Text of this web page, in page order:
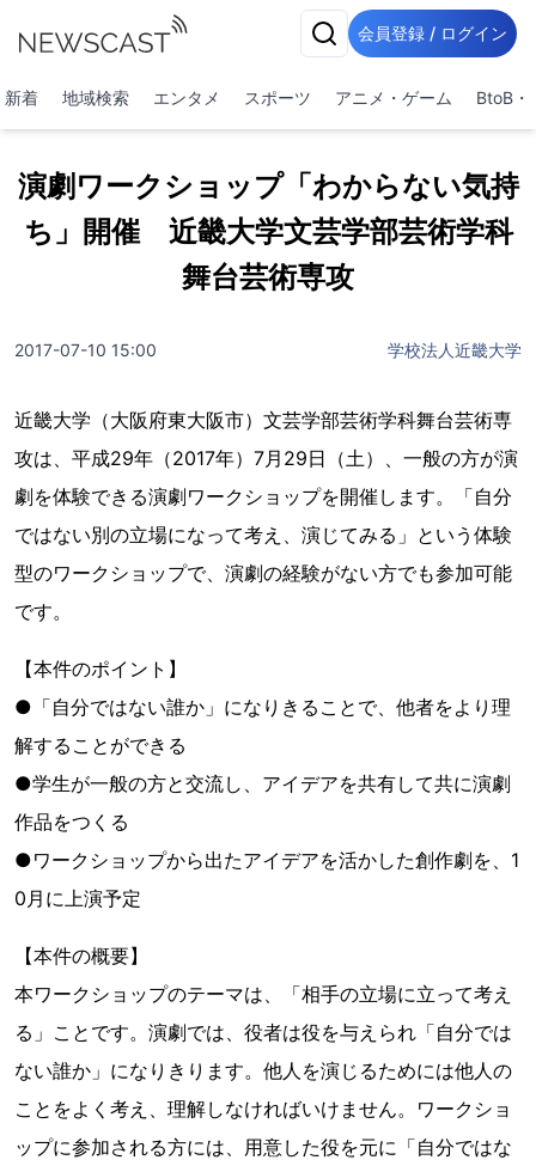
会員登録 / ログイン
新着 地域検索 エンタメ スポーツ アニメ・ゲーム BtoB・
演劇ワークショップ「わからない気持
ち」開催 近畿大学文芸学部芸術学科
舞台芸術専攻
2017-07-10 15:00 学校法人近畿大学
近畿大学（大阪府東大阪市）文芸学部芸術学科舞台芸術専
攻は、平成29年（2017年）7月29日（土）、一般の方が演
劇を体験できる演劇ワークショップを開催します。「自分
ではない別の立場になって考え、演じてみる」という体験
型のワークショップで、演劇の経験がない方でも参加可能
です。
【本件のポイント】
●「自分ではない誰か」になりきることで、他者をより理
解することができる
●学生が一般の方と交流し、アイデアを共有して共に演劇
作品をつくる
●ワークショップから出たアイデアを活かした創作劇を、1
0月に上演予定
【本件の概要】
本ワークショップのテーマは、「相手の立場に立って考え
る」ことです。演劇では、役者は役を与えられ「自分では
ない誰か」になりきります。他人を演じるためには他人の
ことをよく考え、理解しなければいけません。ワークショ
ップに参加される方には、用意した役を元に「自分ではな